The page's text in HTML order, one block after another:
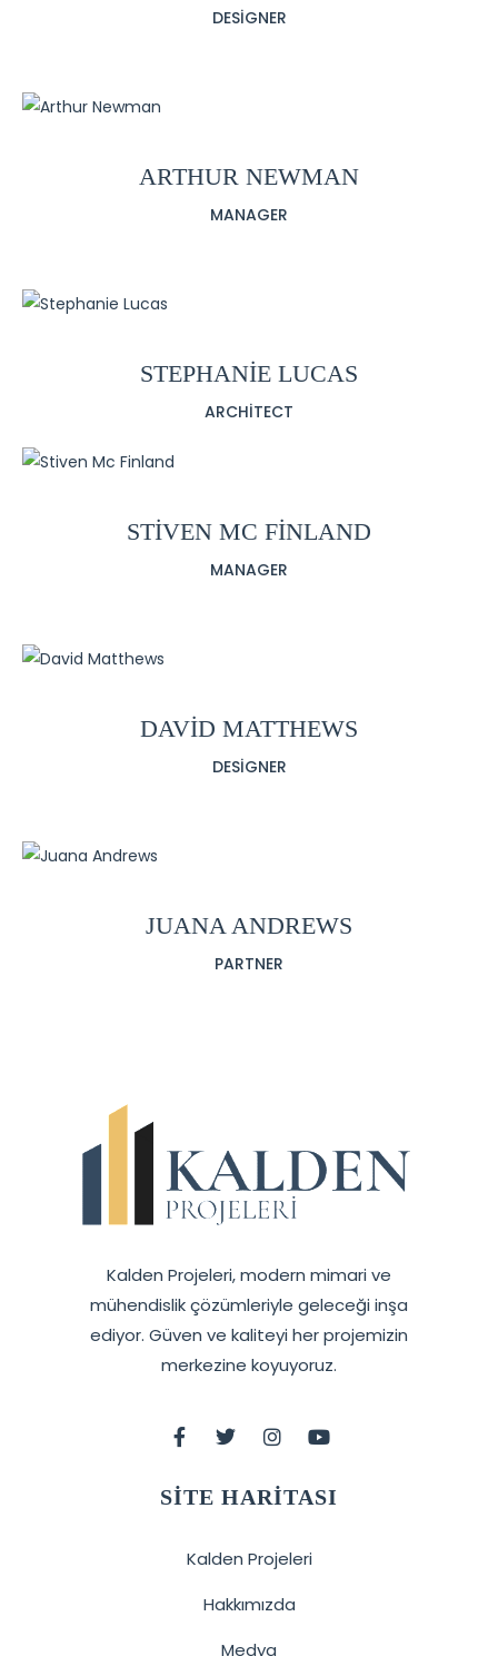
DESIGNER
ARTHUR NEWMAN
MANAGER
STEPHANIE LUCAS
ARCHITECT
STIVEN MC FINLAND
MANAGER
DAVID MATTHEWS
DESIGNER
JUANA ANDREWS
PARTNER
Kalden Projeleri, modern mimari ve
mühendislik çözümleriyle geleceği inşa
ediyor. Güven ve kaliteyi her projemizin
merkezine koyuyoruz.
SITE HARITASI
Kalden Projeleri
Hakkımızda
Medya